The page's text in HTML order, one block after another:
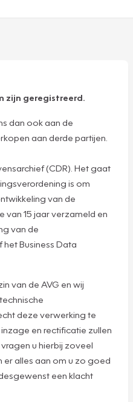
zijn geregistreerd.
dan ook aan de
aan derde partijen.
(CDR). Het gaat
is om
van de
15 jaar verzameld en
van de
Business Data
van de AVG en wij
deze verwerking te
en rectificatie zullen
u hierbij zoveel
er alles aan om u zo goed
een klacht